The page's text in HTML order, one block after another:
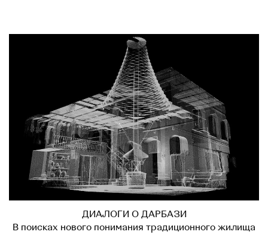
ДИАЛОГИ О ДАРБАЗИ
В поисках нового понимания традиционного жилища